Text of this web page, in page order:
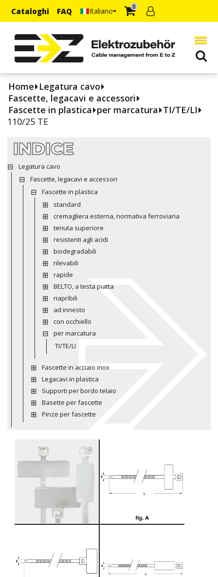
Cataloghi FAQ Italiano 0
Home Legatura cavo
Fascette, legacavi e accessori
Fascette in plastica per marcatura TI/TE/LI
110/25 TE
INDICE
Legatura cavo
Fascette, legacavi e accessori
Fascette in plastica
standard
cremagliera esterna, normativa ferroviaria
tenuta superiore
resistenti agli acidi
biodegradabili
rilevabili
rapide
BELTO, a testa piatta
riapribili
ad innesto
con occhiello
per marcatura
TI/TE/LI
Fascette in acciaio inox
Legacavi in plastica
Supporti per bordo telaio
Basette per fascette
Pinze per fascette